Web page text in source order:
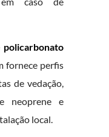
policarbonato
fornece perfis
de vedação,
neoprene e
local.